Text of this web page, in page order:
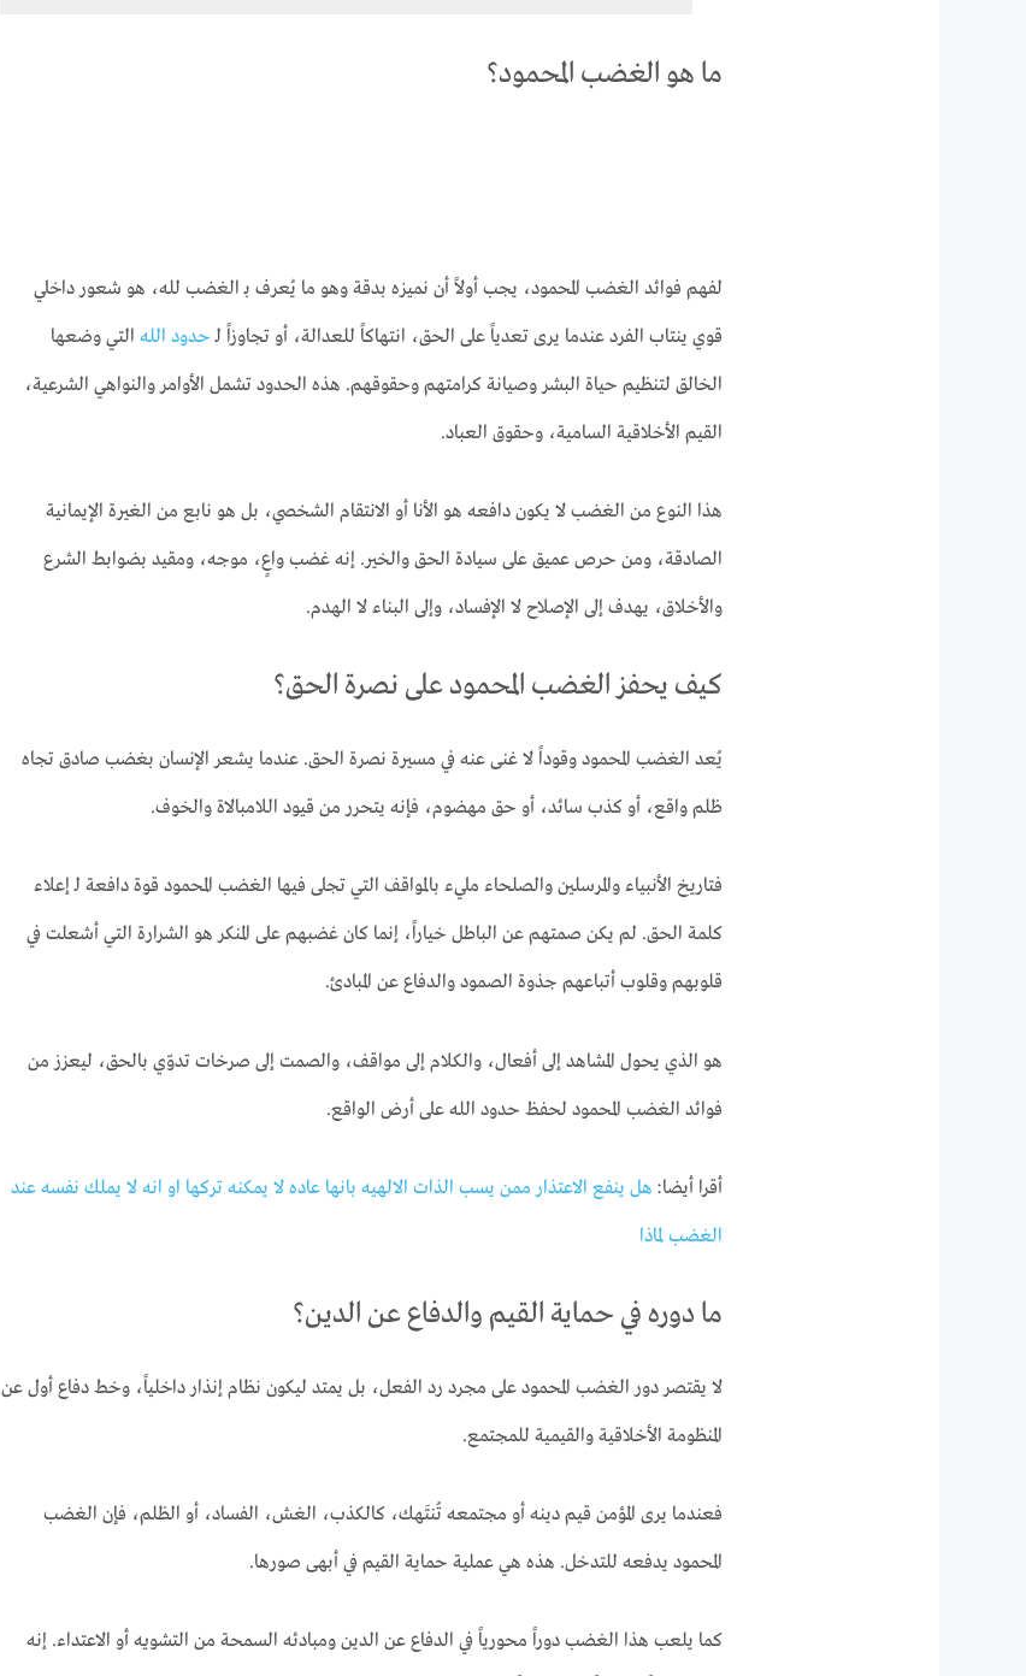
ما هو الغضب المحمود؟
لفهم فوائد الغضب المحمود، يجب أولاً أن نميزه بدقة وهو ما يُعرف بـ الغضب لله، هو شعور داخلي
قوي ينتاب الفرد عندما يرى تعدياً على الحق، انتهاكاً للعدالة، أو تجاوزاً لـ حدود اللهالتي وضعها
الخالق لتنظيم حياة البشر وصيانة كرامتهم وحقوقهم. هذه الحدود تشمل الأوامر والنواهي الشرعية،
القيم الأخلاقية السامية، وحقوق العباد.
هذا النوع من الغضب لا يكون دافعه هو الأنا أو الانتقام الشخصي، بل هو نابع من الغيرة الإيمانية
الصادقة، ومن حرص عميق على سيادة الحق والخير. إنه غضب واعٍ، موجه، ومقيد بضوابط الشرع
والأخلاق، يهدف إلى الإصلاح لا الإفساد، وإلى البناء لا الهدم.
كيف يحفز الغضب المحمود على نصرة الحق؟
يُعد الغضب المحمود وقوداً لا غنى عنه في مسيرة نصرة الحق. عندما يشعر الإنسان بغضب صادق تجاه
ظلم واقع، أو كذب سائد، أو حق مهضوم، فإنه يتحرر من قيود اللامبالاة والخوف.
فتاريخ الأنبياء والمرسلين والصلحاء مليء بالمواقف التي تجلى فيها الغضب المحمود قوة دافعة لـ إعلاء
كلمة الحق. لم يكن صمتهم عن الباطل خياراً، إنما كان غضبهم على المنكر هو الشرارة التي أشعلت في
قلوبهم وقلوب أتباعهم جذوة الصمود والدفاع عن المبادئ.
هو الذي يحول المشاهد إلى أفعال، والكلام إلى مواقف، والصمت إلى صرخات تدوّي بالحق، ليعزز من
فوائد الغضب المحمود لحفظ حدود الله على أرض الواقع.
أقرا أيضا: هل ينفع الاعتذار ممن يسب الذات الالهيه بانها عاده لا يمكنه تركها او انه لا يملك نفسه عند
الغضب لماذا
ما دوره في حماية القيم والدفاع عن الدين؟
لا يقتصر دور الغضب المحمود على مجرد رد الفعل، بل يمتد ليكون نظام إنذار داخلياً، وخط دفاع أول عن
المنظومة الأخلاقية والقيمية للمجتمع.
فعندما يرى المؤمن قيم دينه أو مجتمعه تُنتَهك، كالكذب، الغش، الفساد، أو الظلم، فإن الغضب
المحمود يدفعه للتدخل. هذه هي عملية حماية القيم في أبهى صورها.
كما يلعب هذا الغضب دوراً محورياً في الدفاع عن الدين ومبادئه السمحة من التشويه أو الاعتداء. إنه